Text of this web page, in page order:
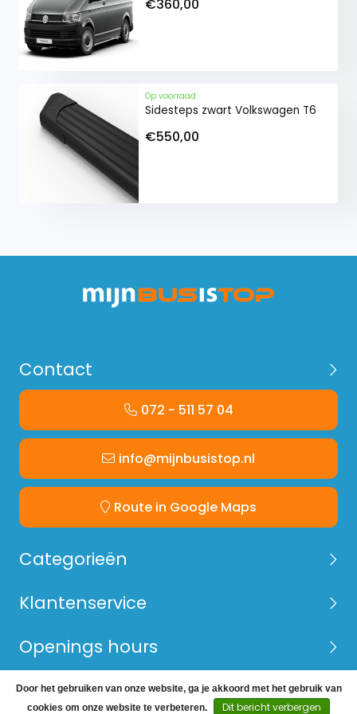
De RVS imperialen hebben een moderne en
professionele uitstraling. Het straalt kwaliteit en
robuustheid uit.
Waarde op de lange termijn
Op lang termijn een kosteneffectieve keuze. Het
imperiaal is onderhoudsarm en heeft een langere
levensduur dan andere type imperialen.
Pasklaar geleverd inclusief
De imperialen worden pasklaar geleverd inclusief
beperkt de hinderlijke windruis tot een minimum.
De imperialen van Equinox worden pasklaar
aangeleverd. Ieder imperiaal is speciaal
ontworpen voor een type bedrijfsauto dat garant
staat voor een snelle, stevige montage op de
€360,00
Op voorraad
Sidesteps zwart Volkswagen T6
€550,00
Contact
072 - 511 57 04
info@mijnbusistop.nl
Route in Google Maps
Categorieën
Klantenservice
Openings hours
© Copyright 2026 Mijn Bus is Top -Webshop laten
Door het gebruiken van onze website, ga je akkoord met het gebruik van
cookies om onze website te verbeteren.
Dit bericht verbergen